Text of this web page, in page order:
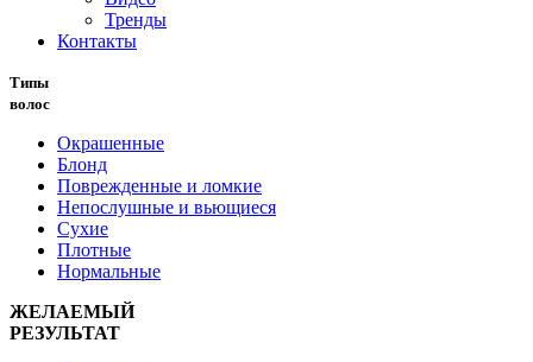
Тренды
Контакты
Типы
волос
Окрашенные
Блонд
Поврежденные и ломкие
Непослушные и вьющиеся
Сухие
Плотные
Нормальные
ЖЕЛАЕМЫЙ
РЕЗУЛЬТАТ